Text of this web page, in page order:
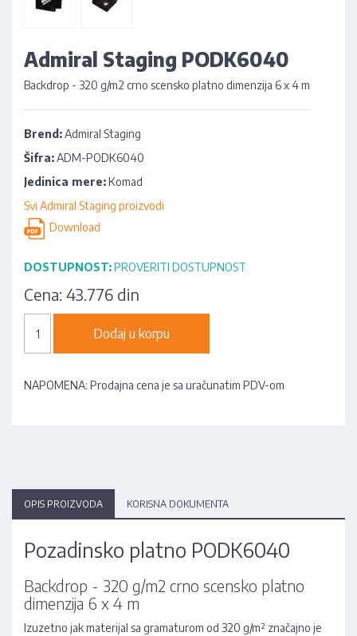
Admiral Staging PODK6040
Backdrop - 320 g/m2 crno scensko platno dimenzija 6 x 4 m
Brend:Admiral Staging
Šifra:ADM-PODK6040
Jedinica mere:Komad
Svi Admiral Staging proizvodi
Download
DOSTUPNOST:PROVERITI DOSTUPNOST
Cena: 43.776 din
Dodaj u korpu
NAPOMENA: Prodajna cena je sa uračunatim PDV-om
OPIS PROIZVODA KORISNA DOKUMENTA
Pozadinsko platno PODK6040
Backdrop - 320 g/m2 crno scensko platno
dimenzija 6 x 4 m
Izuzetno jak materijal sa gramaturom od 320 g/m² značajno je